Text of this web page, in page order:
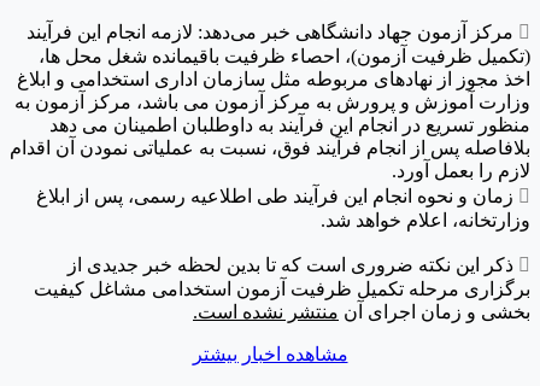
 مرکز آزمون جهاد دانشگاهی خبر می‌دهد: لازمه انجام این فرآیند
(تکمیل ظرفیت آزمون)، احصاء ظرفیت باقیمانده شغل محل ها،
اخذ مجوز از نهادهای مربوطه مثل سازمان اداری استخدامی و ابلاغ
وزارت آموزش و پرورش به مرکز آزمون می باشد، مرکز آزمون به
منظور تسریع در انجام این فرآیند به داوطلبان اطمینان می دهد
بلافاصله پس از انجام فرآیند فوق، نسبت به عملیاتی نمودن آن اقدام
لازم را بعمل آورد.
 زمان و نحوه انجام این فرآیند طی اطلاعیه رسمی، پس از ابلاغ
وزارتخانه، اعلام خواهد شد.
 ذکر این نکته ضروری است که تا بدین لحظه خبر جدیدی از
برگزاری مرحله تکمیل ظرفیت آزمون استخدامی مشاغل کیفیت
بخشی و زمان اجرای آن منتشر نشده است.
مشاهده اخبار بیشتر